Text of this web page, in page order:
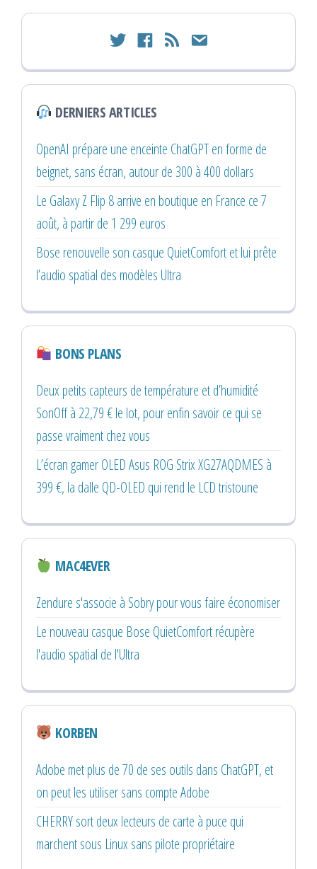
twitter facebook
rss email
DERNIERS ARTICLES
OpenAI prépare une enceinte ChatGPT en forme de
beignet, sans écran, autour de 300 à 400 dollars
Le Galaxy Z Flip 8 arrive en boutique en France ce 7
août, à partir de 1 299 euros
Bose renouvelle son casque QuietComfort et lui prête
l’audio spatial des modèles Ultra
BONS PLANS
Deux petits capteurs de température et d’humidité
SonOff à 22,79 € le lot, pour enfin savoir ce qui se
passe vraiment chez vous
L’écran gamer OLED Asus ROG Strix XG27AQDMES à
399 €, la dalle QD-OLED qui rend le LCD tristoune
MAC4EVER
Zendure s'associe à Sobry pour vous faire économiser
Le nouveau casque Bose QuietComfort récupère
l'audio spatial de l'Ultra
KORBEN
Adobe met plus de 70 de ses outils dans ChatGPT, et
on peut les utiliser sans compte Adobe
CHERRY sort deux lecteurs de carte à puce qui
marchent sous Linux sans pilote propriétaire